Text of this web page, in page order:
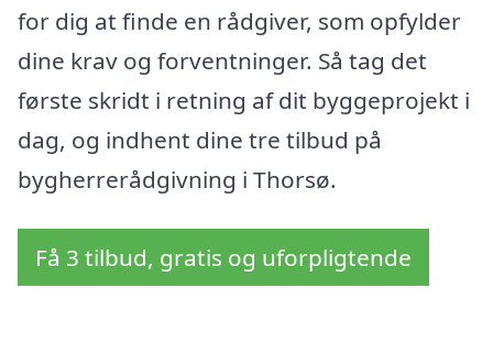
for dig at finde en rådgiver, som opfylder
dine krav og forventninger. Så tag det
første skridt i retning af dit byggeprojekt i
dag, og indhent dine tre tilbud på
bygherrerådgivning i Thorsø.
Få 3 tilbud, gratis og uforpligtende